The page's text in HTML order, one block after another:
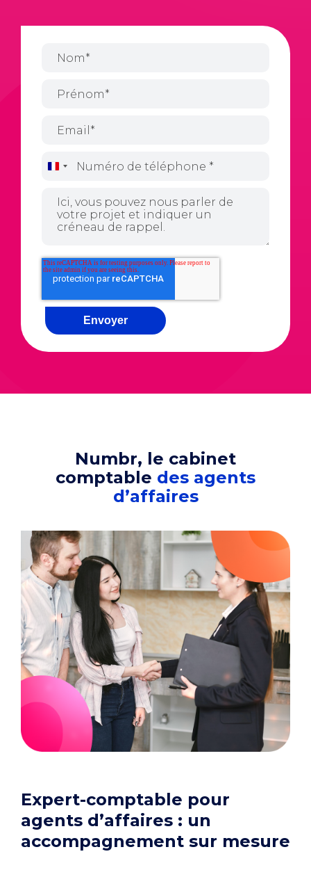
France
Numbr, le cabinet
comptable des agents
d’affaires
Expert-comptable pour
agents d’affaires : un
accompagnement sur mesure